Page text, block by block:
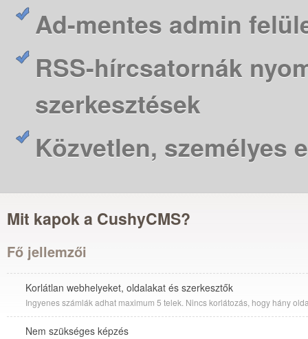
Ad-mentes admin
RSS-hírcsatornák
szerkesztések
Közvetlen, személyes
Mit kapok a CushyCMS?
Fő jellemzői
Korlátlan webhelyeket, oldalakat és szerkesztők
Ingyenes számlák adhat maximum 5 telek. Nincs korlátozás, hogy hány
Nem szükséges képzés